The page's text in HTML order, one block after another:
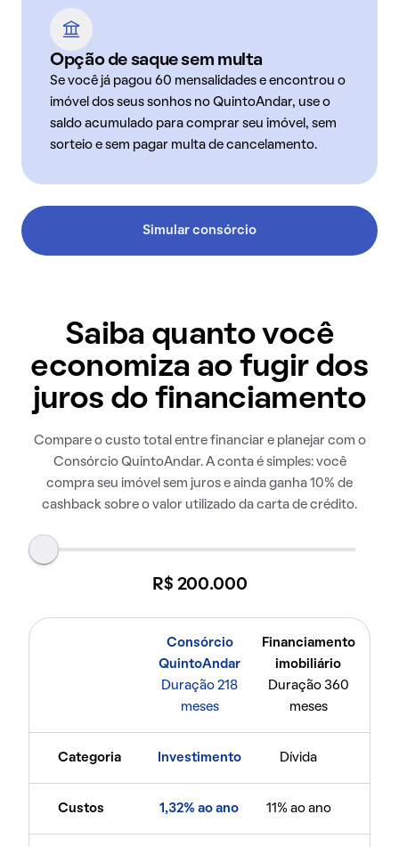
Opção de saque sem multa
Se você já pagou 60 mensalidades e encontrou o
imóvel dos seus sonhos no QuintoAndar, use o
saldo acumulado para comprar seu imóvel, sem
sorteio e sem pagar multa de cancelamento.
Simular consórcio
Saiba quanto você
economiza ao fugir dos
juros do financiamento
Compare o custo total entre financiar e planejar com o
Consórcio QuintoAndar. A conta é simples: você
compra seu imóvel sem juros e ainda ganha 10% de
cashback sobre o valor utilizado da carta de crédito.
R$ 200.000
Consórcio
QuintoAndar
Duração 218
meses
Financiamento
imobiliário
Duração 360
meses
Categoria Investimento Dívida
Custos 1,32% ao ano 11% ao ano